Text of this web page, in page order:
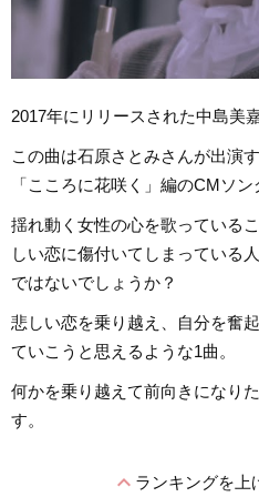
2017年にリリースされた中島美
この曲は石原さとみさんが出演
「こころに花咲く」編のCMソン
揺れ動く女性の心を歌っている
しい恋に傷付いてしまっている
ではないでしょうか？
悲しい恋を乗り越え、自分を奮
ていこうと思えるような1曲。
何かを乗り越えて前向きになり
す。
expand_lessランキングを上